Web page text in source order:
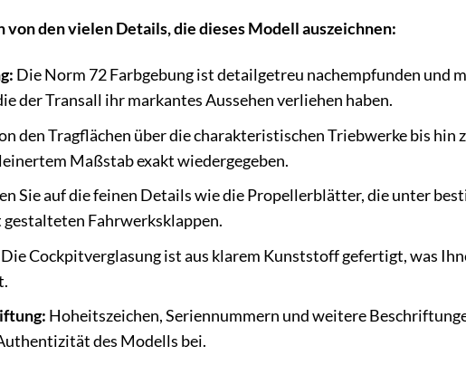
den vielen Details, die dieses Modell auszeichnen:
Die Norm 72 Farbgebung ist detailgetreu nachempfunden und
der Transall ihr markantes Aussehen verliehen haben.
den Tragflächen über die charakteristischen Triebwerke bis hin
Maßstab exakt wiedergegeben.
Sie auf die feinen Details wie die Propellerblätter, die unter
Fahrwerksklappen.
Die Cockpitverglasung ist aus klarem Kunststoff gefertigt, was
Hoheitszeichen, Seriennummern und weitere
des Modells bei.